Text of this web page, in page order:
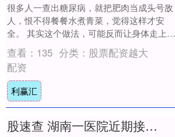
很多人一查出糖尿病，就把肥肉当成头号敌
人，恨不得餐餐水煮青菜，觉得这样才安
全。 其实这个做法，可能反而让身体走上另
一条下坡路。临床观察表明，不少糖友严格
戒断肥肉....
查看： 135 分类： 股票配资越大
配资
利赢汇
股速查 湖南一医院近期接诊10余例“空调病”患者，小小凉风，为何也暗藏“攻击”？